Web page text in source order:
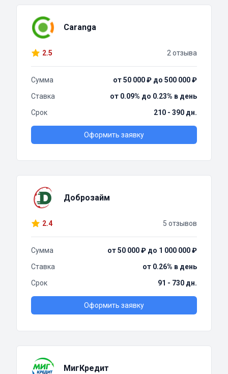
Caranga
2.5 2 отзыва
Сумма
от 50 000 ₽ до 500 000 ₽
Ставка
от 0.09% до 0.23% в день
Срок
210 - 390 дн.
Оформить заявку
Доброзайм
2.4 5 отзывов
Сумма
от 50 000 ₽ до 1 000 000 ₽
Ставка
от 0.26% в день
Срок
91 - 730 дн.
Оформить заявку
МигКредит